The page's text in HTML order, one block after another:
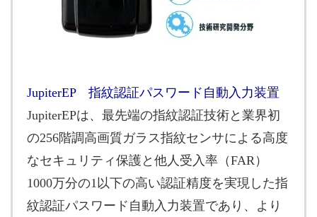
JupiterEP 指紋認証パスワード自動入力装置
JupiterEPは、最先端の指紋認証技術と業界初
の256階調高画質ガラス指紋センサによる高度
なセキュリティ保護と他人受入率（FAR）
1000万分の1以下の高い認証精度を実現した指
紋認証パスワード自動入力装置であり、より